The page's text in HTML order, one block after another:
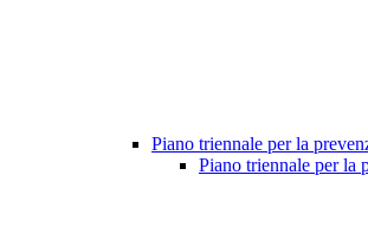
Piano triennale per la
Piano triennale per la